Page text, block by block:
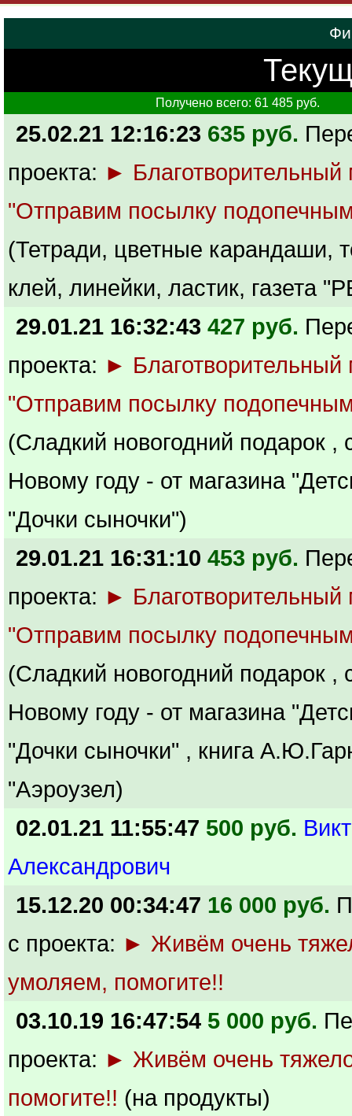
Получено всего: 61 485 руб.
25.02.21 12:16:23 635 руб.
проекта: ►
"Отправим посылку
(Тетради, цветные карандаши,
клей, линейки, ластик, газета
29.01.21 16:32:43 427 руб.
проекта: ►
"Отправим посылку
(Сладкий новогодний подарок ,
Новому году - от магазина
"Дочки сыночки")
29.01.21 16:31:10 453 руб.
проекта: ►
"Отправим посылку
(Сладкий новогодний подарок ,
Новому году - от магазина
"Дочки сыночки" , книга
"Аэроузел)
02.01.21 11:55:47 500 руб.
Александрович
15.12.20 00:34:47 16 000 руб.
с проекта: ► Живём очень
умоляем, помогите!!
03.10.19 16:47:54 5 000 руб.
проекта: ► Живём очень
помогите!! (на продукты)